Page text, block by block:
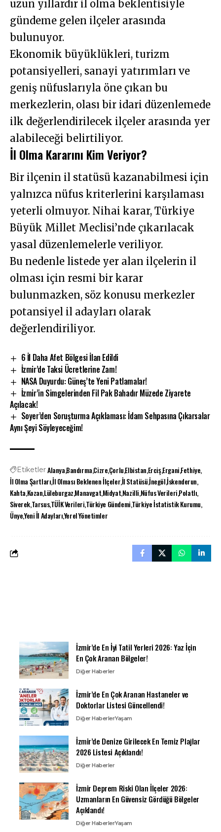
uzun yıllardır il olma beklentisiyle
gündeme gelen ilçeler arasında
bulunuyor.
Ekonomik büyüklükleri, turizm
potansiyelleri, sanayi yatırımları ve
geniş nüfuslarıyla öne çıkan bu
merkezlerin, olası bir idari düzenlemede
ilk değerlendirilecek ilçeler arasında yer
alabileceği belirtiliyor.
İl Olma Kararını Kim Veriyor?
Bir ilçenin il statüsü kazanabilmesi için
yalnızca nüfus kriterlerini karşılaması
yeterli olmuyor. Nihai karar, Türkiye
Büyük Millet Meclisi’nde çıkarılacak
yasal düzenlemelerle veriliyor.
Bu nedenle listede yer alan ilçelerin il
olması için resmi bir karar
bulunmazken, söz konusu merkezler
potansiyel il adayları olarak
değerlendiriliyor.
6 İl Daha Afet Bölgesi İlan Edildi
İzmir’de Taksi Ücretlerine Zam!
NASA Duyurdu: Güneş’te Yeni Patlamalar!
İzmir’in Simgelerinden Fil Pak Bahadır Müzede Ziyarete
Açılacak!
Soyer’den Soruşturma Açıklaması: İdam Sehpasına Çıkarsalar
Aynı Şeyi Söyleyeceğim!
EtiketlerAlanyaBandırmaCizreÇorluElbistanErcişErganiFethiye
İl Olma Şartlarıİl Olması Beklenen İlçelerİl Statüsüİnegölİskenderun
KahtaKozanLüleburgazManavgatMidyatNazilliNüfus VerileriPolatlı
SiverekTarsusTÜİK VerileriTürkiye GündemiTürkiye İstatistik Kurumu
ÜnyeYeni İl AdaylarıYerel Yönetimler
İzmir’de En İyi Tatil Yerleri 2026: Yaz İçin
En Çok Aranan Bölgeler!
Diğer Haberler
İzmir’de En Çok Aranan Hastaneler ve
Doktorlar Listesi Güncellendi!
Diğer HaberlerYaşam
İzmir’de Denize Girilecek En Temiz Plajlar
2026 Listesi Açıklandı!
Diğer Haberler
İzmir Deprem Riski Olan İlçeler 2026:
Uzmanların En Güvensiz Gördüğü Bölgeler
Açıklandı!
Diğer HaberlerYaşam